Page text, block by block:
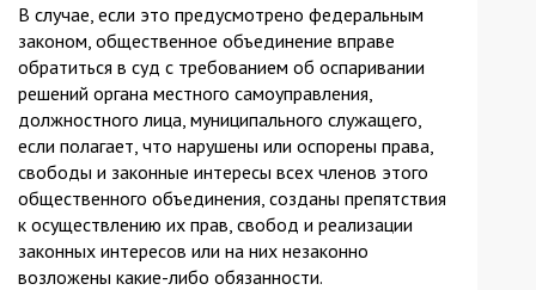
В случае, если это предусмотрено федеральным
законом, общественное объединение вправе
обратиться в суд с требованием об оспаривании
решений органа местного самоуправления,
должностного лица, муниципального служащего,
если полагает, что нарушены или оспорены права,
свободы и законные интересы всех членов этого
общественного объединения, созданы препятствия
к осуществлению их прав, свобод и реализации
законных интересов или на них незаконно
возложены какие-либо обязанности.